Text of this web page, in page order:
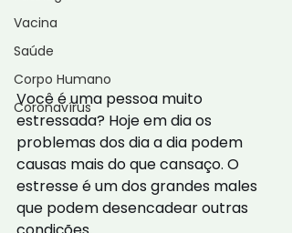
Vacina
Saúde
Corpo Humano
Coronavírus
Você é uma pessoa muito
estressada? Hoje em dia os
problemas dos dia a dia podem
causas mais do que cansaço. O
estresse é um dos grandes males
que podem desencadear outras